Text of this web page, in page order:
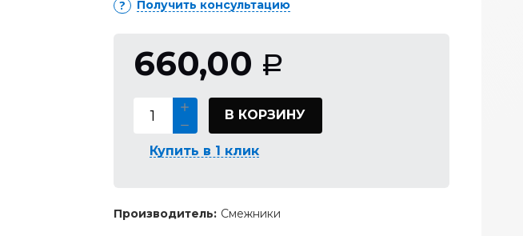
Получить консультацию
660,00 Р
В КОРЗИНУ
Купить в 1 клик
Производитель: Смежники